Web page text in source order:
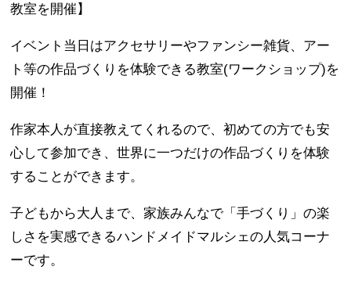
教室を開催】
イベント当日はアクセサリーやファンシー雑貨、アー
ト等の作品づくりを体験できる教室(ワークショップ)を
開催！
作家本人が直接教えてくれるので、初めての方でも安
心して参加でき、世界に一つだけの作品づくりを体験
することができます。
子どもから大人まで、家族みんなで「手づくり」の楽
しさを実感できるハンドメイドマルシェの人気コーナ
ーです。